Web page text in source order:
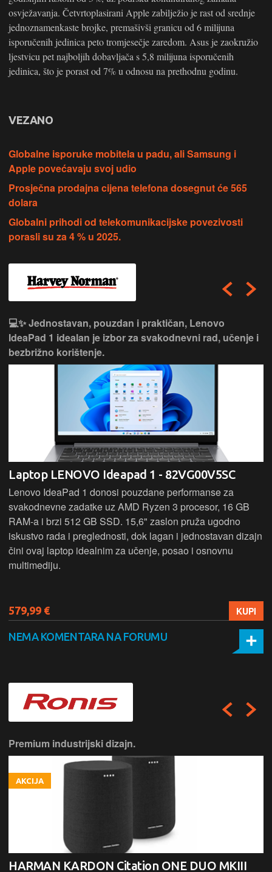
osvježavanja. Četvrtoplasirani Apple zabilježio je rast od srednje
jednoznamenkaste brojke, premašivši granicu od 6 milijuna
isporučenih jedinica peto tromjesečje zaredom. Asus je zaokružio
ljestvicu pet najboljih dobavljača s 5,8 milijuna isporučenih
jedinica, što je porast od 7% u odnosu na prethodnu godinu.
VEZANO
Globalne isporuke mobitela u padu, ali Samsung i
Apple povećavaju svoj udio
Prosječna prodajna cijena telefona dosegnut će 565
dolara
Globalni prihodi od telekomunikacijske povezivosti
porasli su za 4 % u 2025.
💻✨ Jednostavan, pouzdan i praktičan, Lenovo
IdeaPad 1 idealan je izbor za svakodnevni rad, učenje i
bezbrižno korištenje.
Laptop LENOVO Ideapad 1 - 82VG00V5SC
Lenovo IdeaPad 1 donosi pouzdane performanse za
svakodnevne zadatke uz AMD Ryzen 3 procesor, 16 GB
RAM-a i brzi 512 GB SSD. 15,6" zaslon pruža ugodno
iskustvo rada i preglednosti, dok lagan i jednostavan dizajn
čini ovaj laptop idealnim za učenje, posao i osnovnu
multimediju.
579,99 € KUPI
NEMA KOMENTARA NA FORUMU
Premium industrijski dizajn.
AKCIJA
HARMAN KARDON Citation ONE DUO MKIII